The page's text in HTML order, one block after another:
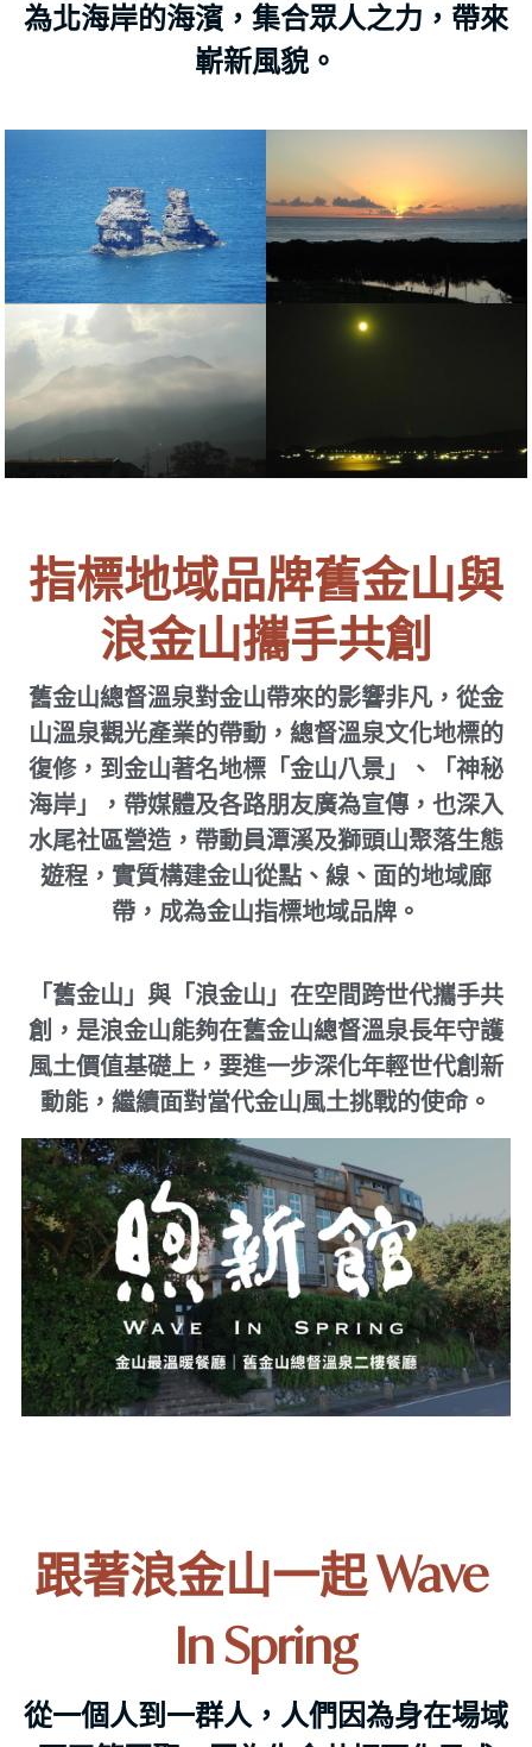
為北海岸的海濱，集合眾人之力，帶來
嶄新風貌。
指標地域品牌舊金山與
浪金山攜手共創
舊金山總督溫泉對金山帶來的影響非凡，從金
山溫泉觀光產業的帶動，總督溫泉文化地標的
復修，到金山著名地標「金山八景」、「神秘
海岸」，帶媒體及各路朋友廣為宣傳，也深入
水尾社區營造，帶動員潭溪及獅頭山聚落生態
遊程，實質構建金山從點、線、面的地域廊
帶，成為金山指標地域品牌。
「舊金山」與「浪金山」在空間跨世代攜手共
創，是浪金山能夠在舊金山總督溫泉長年守護
風土價值基礎上，要進一步深化年輕世代創新
動能，繼續面對當代金山風土挑戰的使命。
跟著浪金山一起 Wave
In Spring
從一個人到一群人，人們因為身在場域